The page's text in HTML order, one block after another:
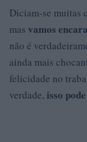
Diciam-se muitas
mas vamos
não é
ainda mais
felicidade no
verdade, isso